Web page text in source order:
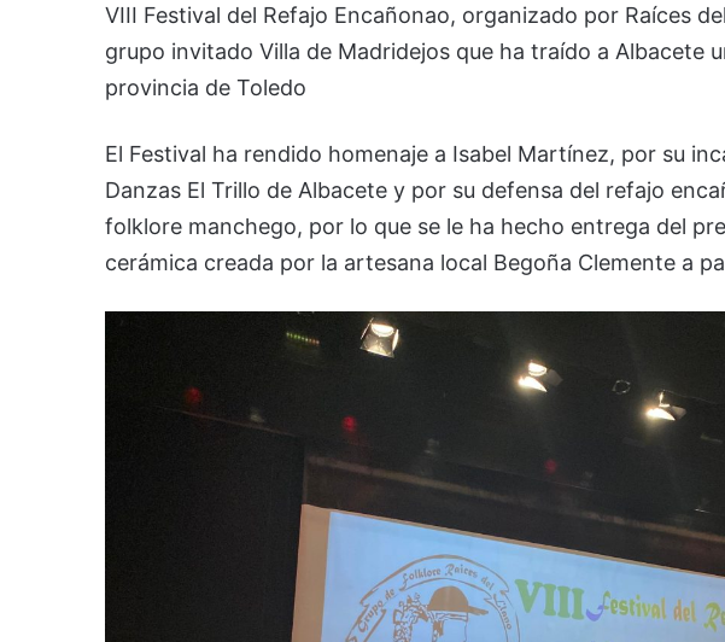
VIII Festival del Refajo Encañonao, organizado por Raíces
grupo invitado Villa de Madridejos que ha traído a Albacete
provincia de Toledo
El Festival ha rendido homenaje a Isabel Martínez, por su
Danzas El Trillo de Albacete y por su defensa del refajo
folklore manchego, por lo que se le ha hecho entrega del
cerámica creada por la artesana local Begoña Clemente a